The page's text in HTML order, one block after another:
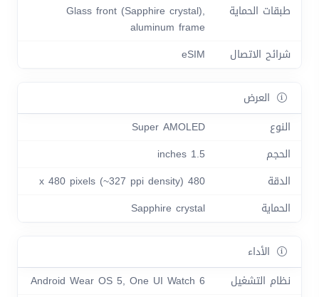
طبقات الحماية
Glass front (Sapphire crystal),
aluminum frame
شرائح الاتصال
eSIM
العرض
النوع
Super AMOLED
الحجم
1.5 inches
الدقة
480 x 480 pixels (~327 ppi density)
الحماية
Sapphire crystal
الأداء
نظام التشغيل
Android Wear OS 5, One UI Watch 6